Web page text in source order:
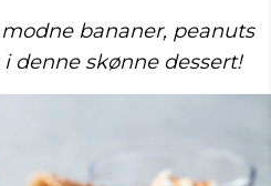
bananer, peanuts
denne skønne dessert!